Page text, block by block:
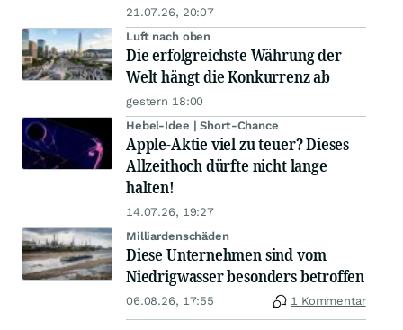
21.07.26, 20:07
Luft nach oben
Die erfolgreichste Währung der
Welt hängt die Konkurrenz ab
gestern 18:00
Hebel-Idee | Short-Chance
Apple-Aktie viel zu teuer? Dieses
Allzeithoch dürfte nicht lange
halten!
14.07.26, 19:27
Milliardenschäden
Diese Unternehmen sind vom
Niedrigwasser besonders betroffen
06.08.26, 17:55 1 Kommentar